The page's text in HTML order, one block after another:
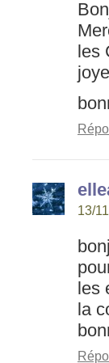
les
13/
les
la